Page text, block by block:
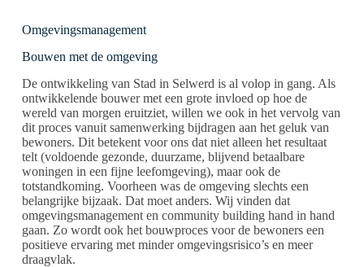
Omgevingsmanagement
Bouwen met de omgeving
De ontwikkeling van Stad in Selwerd is al volop in gang. Als
ontwikkelende bouwer met een grote invloed op hoe de
wereld van morgen eruitziet, willen we ook in het vervolg van
dit proces vanuit samenwerking bijdragen aan het geluk van
bewoners. Dit betekent voor ons dat niet alleen het resultaat
telt (voldoende gezonde, duurzame, blijvend betaalbare
woningen in een fijne leefomgeving), maar ook de
totstandkoming. Voorheen was de omgeving slechts een
belangrijke bijzaak. Dat moet anders. Wij vinden dat
omgevingsmanagement en community building hand in hand
gaan. Zo wordt ook het bouwproces voor de bewoners een
positieve ervaring met minder omgevingsrisico’s en meer
draagvlak.